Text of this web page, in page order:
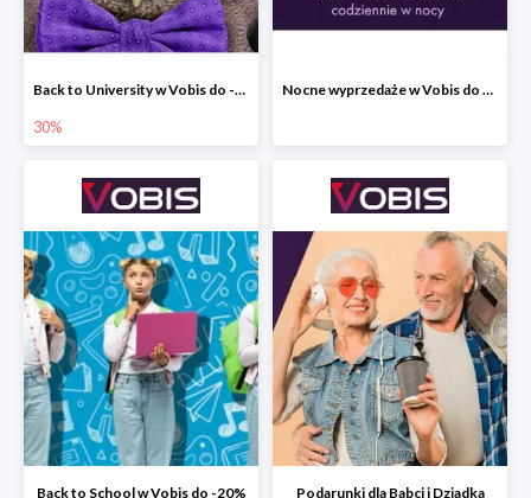
Back to University w Vobis do -30%
30%
Nocne wyprzedaże w Vobis do -40% - codziennie od 19:00 do 6:00
Back to School w Vobis do -20% Podarunki dla Babci i Dziadka